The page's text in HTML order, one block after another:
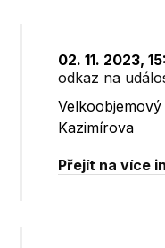
02. 11. 2023,
odkaz na
Kazimírova
Přejít na více